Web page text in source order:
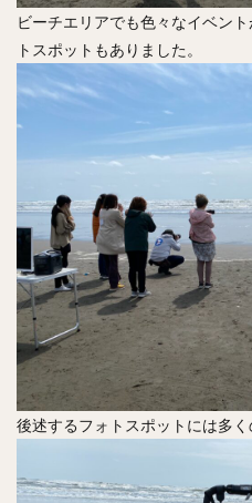
ビーチエリアでも色々なイベン
トスポットもありました。
後述するフォトスポットには多く